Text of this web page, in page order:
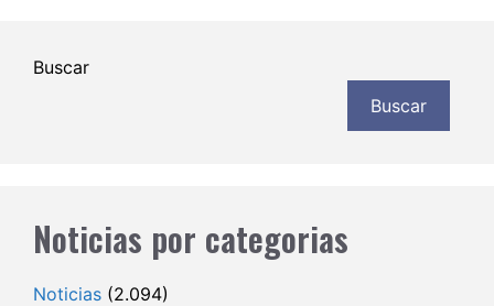
Buscar
Buscar
Noticias por categorias
Noticias (2.094)